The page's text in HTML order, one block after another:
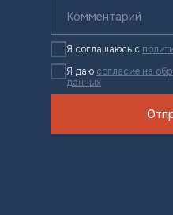
Я соглашаюсь с
Я даю согласие на
данных